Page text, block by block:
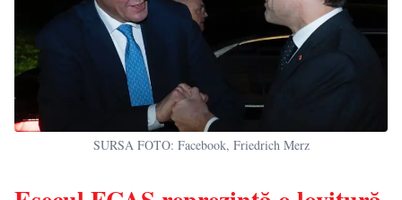
SURSA FOTO: Facebook, Friedrich Merz